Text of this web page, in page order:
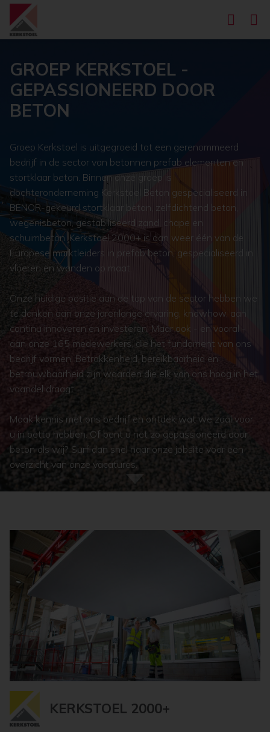
GROEP KERKSTOEL -
GEPASSIONEERD DOOR
BETON
Groep Kerkstoel is uitgegroeid tot een gerenommeerd
bedrijf in de sector van betonnen prefab elementen en
stortklaar beton. Binnen onze groep is
dochteronderneming Kerkstoel Beton gespecialiseerd in
BENOR-gekeurd stortklaar beton, zelfdichtend beton,
wegenisbeton, gestabiliseerd zand, chape en
schuimbeton. Kerkstoel 2000+ is dan weer één van de
Europese marktleiders in prefab beton, gespecialiseerd in
vloeren en wanden op maat.
Onze huidige positie aan de top van de sector hebben we
te danken aan onze jarenlange ervaring, knowhow, aan
continu innoveren en investeren. Maar ook - en vooral -
aan onze 165 medewerkers, die het fundament van ons
bedrijf vormen. Betrokkenheid, bereikbaarheid en
betrouwbaarheid zijn waarden die elk van ons hoog in het
vaandel draagt.
Maak kennis met ons bedrijf en ontdek wat we zoal voor
u in petto hebben. Of bent u net zo gepassioneerd door
beton als wij? Surf dan snel naar onze jobsite voor een
overzicht van onze vacatures.
KERKSTOEL 2000+